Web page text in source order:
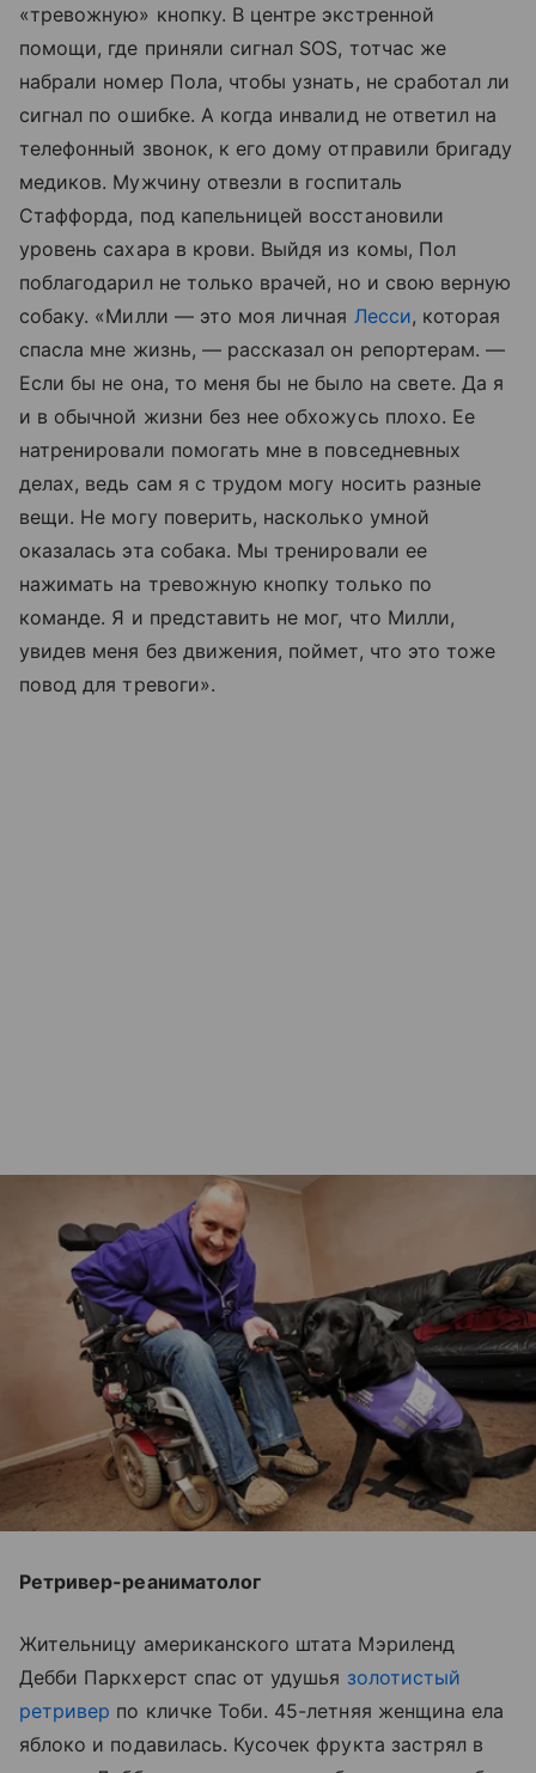
«тревожную» кнопку. В центре экстренной
помощи, где приняли сигнал SOS, тотчас же
набрали номер Пола, чтобы узнать, не сработал ли
сигнал по ошибке. А когда инвалид не ответил на
телефонный звонок, к его дому отправили бригаду
медиков. Мужчину отвезли в госпиталь
Стаффорда, под капельницей восстановили
уровень сахара в крови. Выйдя из комы, Пол
поблагодарил не только врачей, но и свою верную
собаку. «Милли — это моя личная Лесси, которая
спасла мне жизнь, — рассказал он репортерам. —
Если бы не она, то меня бы не было на свете. Да я
и в обычной жизни без нее обхожусь плохо. Ее
натренировали помогать мне в повседневных
делах, ведь сам я с трудом могу носить разные
вещи. Не могу поверить, насколько умной
оказалась эта собака. Мы тренировали ее
нажимать на тревожную кнопку только по
команде. Я и представить не мог, что Милли,
увидев меня без движения, поймет, что это тоже
повод для тревоги».
Ретривер-реаниматолог
Жительницу американского штата Мэриленд
Дебби Паркхерст спас от удушья золотистый
ретривер по кличке Тоби. 45-летняя женщина ела
яблоко и подавилась. Кусочек фрукта застрял в